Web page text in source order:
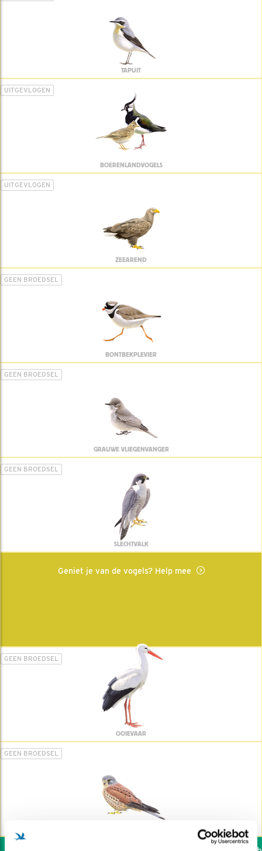
TAPUIT
UITGEVLOGEN
BOERENLANDVOGELS
UITGEVLOGEN
ZEEAREND
GEEN BROEDSEL
BONTBEKPLEVIER
GEEN BROEDSEL
GRAUWE VLIEGENVANGER
GEEN BROEDSEL
SLECHTVALK
Geniet je van de vogels? Help mee
GEEN BROEDSEL
OOIEVAAR
GEEN BROEDSEL